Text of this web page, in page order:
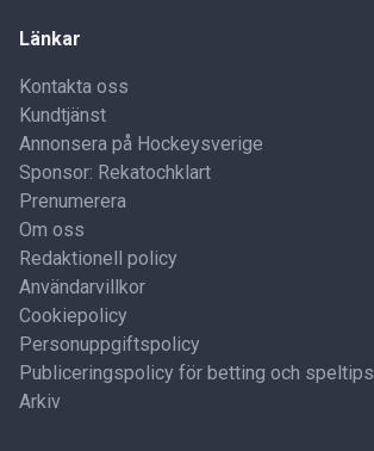
Länkar
Kontakta oss
Kundtjänst
Annonsera på Hockeysverige
Sponsor: Rekatochklart
Prenumerera
Om oss
Redaktionell policy
Användarvillkor
Cookiepolicy
Personuppgiftspolicy
Publiceringspolicy för betting och speltips
Arkiv